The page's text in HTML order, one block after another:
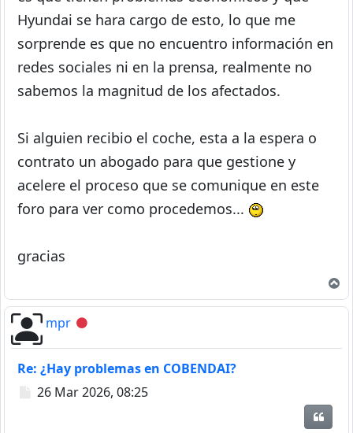
Hyundai se hara cargo de esto, lo que me
sorprende es que no encuentro información en
redes sociales ni en la prensa, realmente no
sabemos la magnitud de los afectados.
Si alguien recibio el coche, esta a la espera o
contrato un abogado para que gestione y
acelere el proceso que se comunique en este
foro para ver como procedemos...
gracias
mpr Desconectado
Re: ¿Hay problemas en COBENDAI?
Mensaje
26 Mar 2026, 08:25